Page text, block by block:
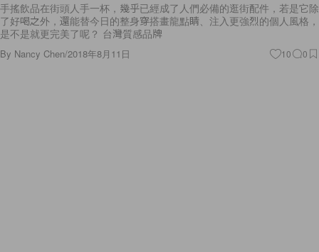
手搖飲品在街頭人手一杯，幾乎已經成了人們必備的逛街配件，若是它除
了好喝之外，還能替今日的整身穿搭畫龍點睛、注入更強烈的個人風格，
是不是就更完美了呢？ 台灣質感品牌
By Nancy Chen/2018年8月11日 10 0